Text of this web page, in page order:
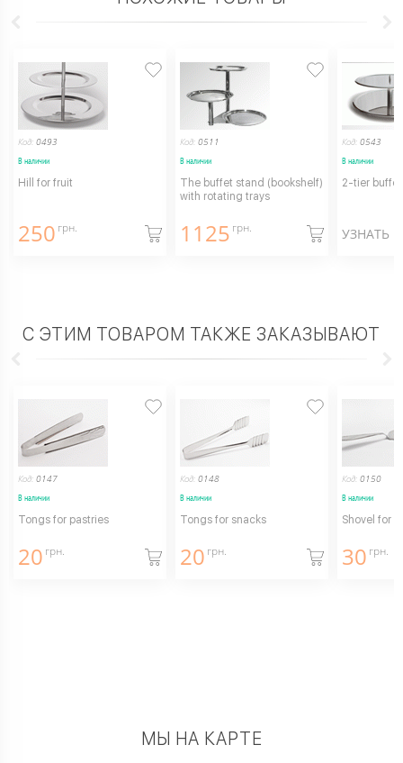
Код: 0493
В наличии
Hill for fruit
250 грн.
Код: 0511
В наличии
The buffet stand (bookshelf)
with rotating trays
1125 грн.
Код: 0543
В наличии
2-tier
УЗНАТЬ
С ЭТИМ ТОВАРОМ ТАКЖЕ ЗАКАЗЫВАЮТ
Код: 0147
В наличии
Tongs for pastries
20 грн.
Код: 0148
В наличии
Tongs for snacks
20 грн.
Код: 0150
В наличии
Shovel for
30 грн.
МЫ НА КАРТЕ